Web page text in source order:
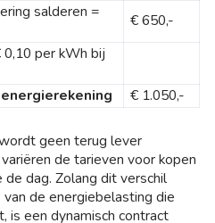
salderen =
€ 650,-
per kWh bij
€ 1.050,-
geen terug lever
de tarieven voor kopen
dag. Zolang dit verschil
de energiebelasting die
een dynamisch contract